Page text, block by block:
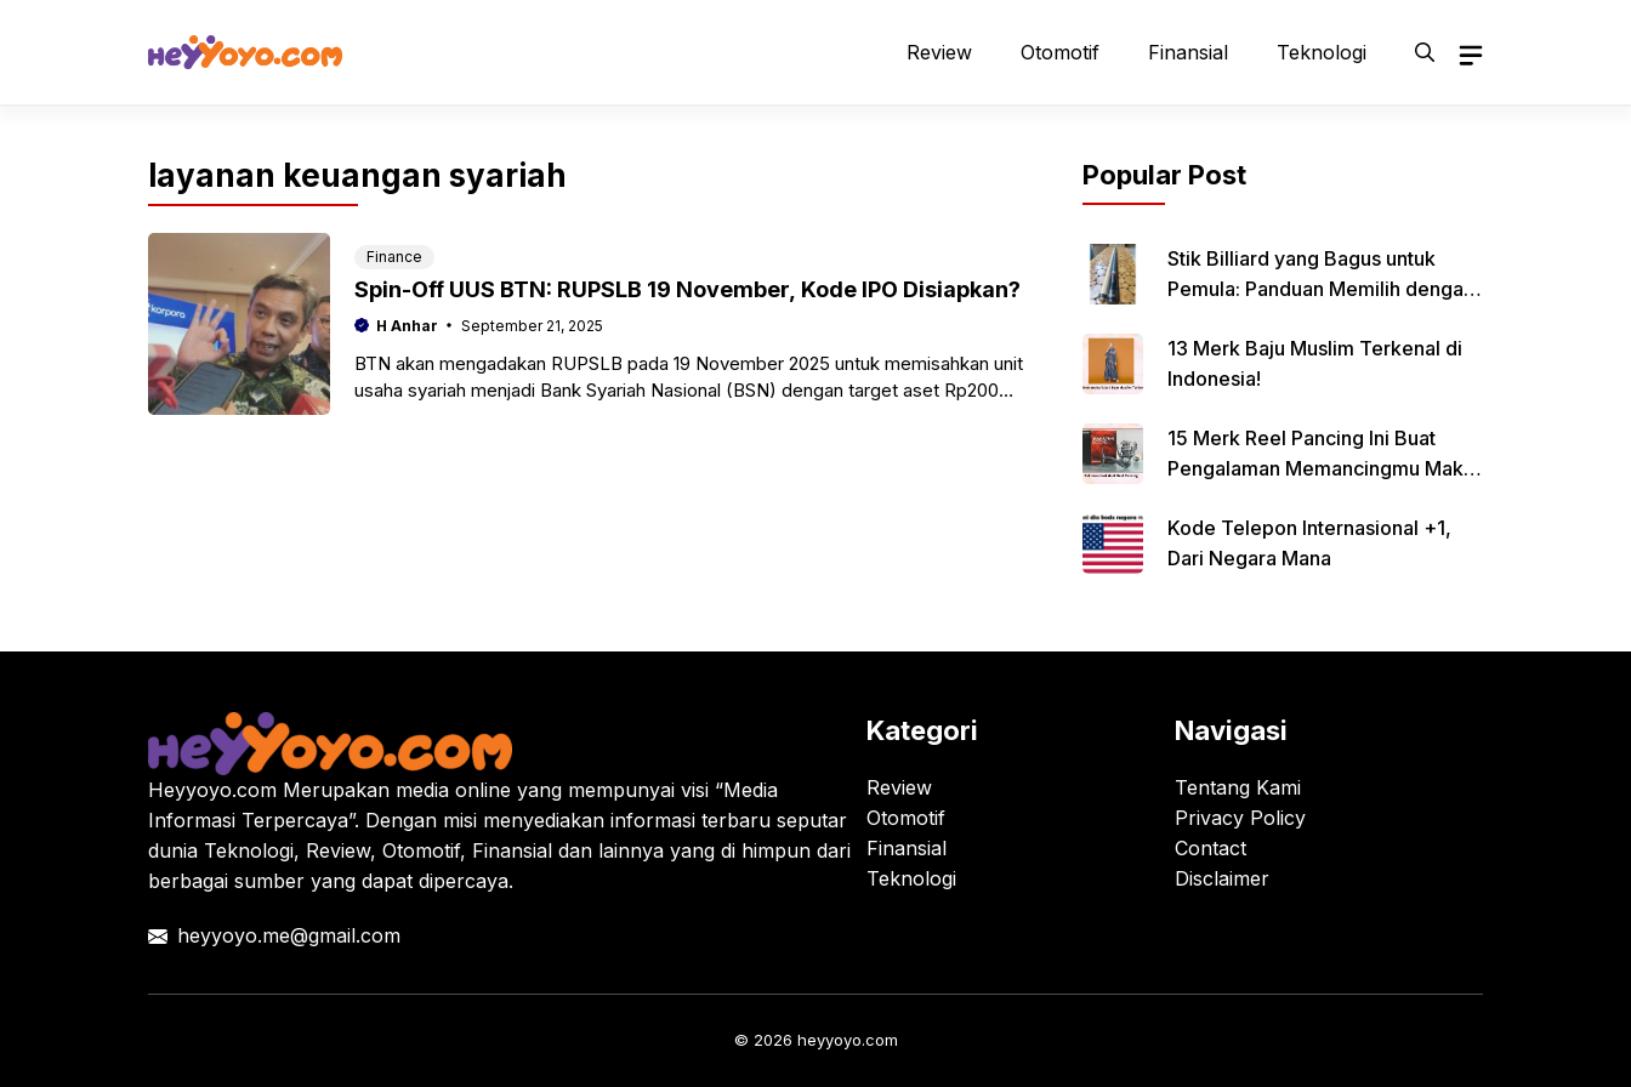
Review Otomotif Finansial Teknologi
layanan keuangan syariah
Finance
Spin-Off UUS BTN: RUPSLB 19 November, Kode IPO Disiapkan?
H Anhar September 21, 2025
BTN akan mengadakan RUPSLB pada 19 November 2025 untuk memisahkan unit
usaha syariah menjadi Bank Syariah Nasional (BSN) dengan target aset Rp200
Popular Post
Stik Billiard yang Bagus untuk
Pemula: Panduan Memilih dengan
13 Merk Baju Muslim Terkenal di
Indonesia!
15 Merk Reel Pancing Ini Buat
Pengalaman Memancingmu Makin
Kode Telepon Internasional +1,
Dari Negara Mana
Heyyoyo.com Merupakan media online yang mempunyai visi “Media
Informasi Terpercaya”. Dengan misi menyediakan informasi terbaru seputar
dunia Teknologi, Review, Otomotif, Finansial dan lainnya yang di himpun dari
berbagai sumber yang dapat dipercaya.
heyyoyo.me@gmail.com
Kategori
Review
Otomotif
Finansial
Teknologi
Navigasi
Tentang Kami
Privacy Policy
Contact
Disclaimer
© 2026 heyyoyo.com